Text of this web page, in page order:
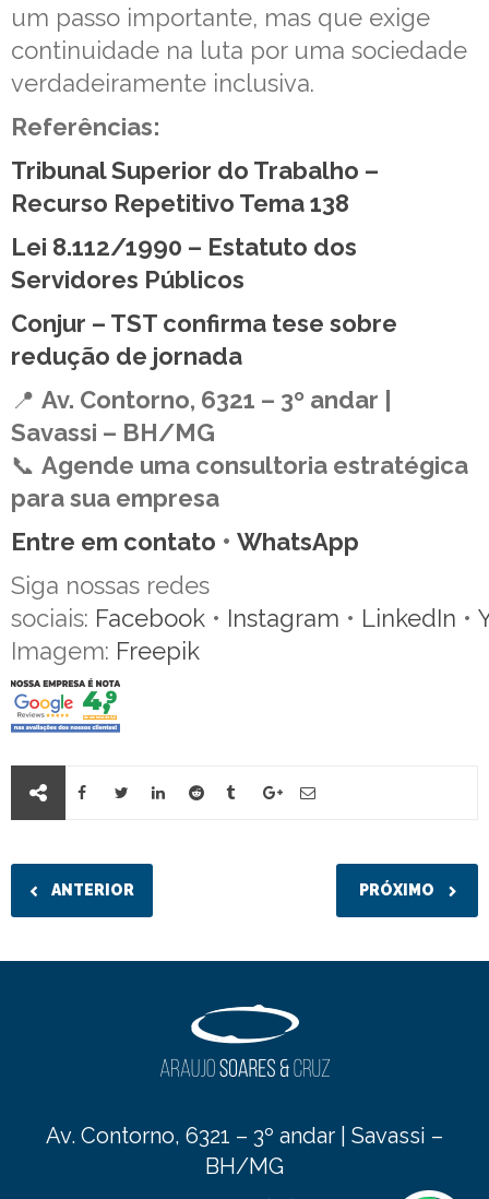
um passo importante, mas que exige
continuidade na luta por uma sociedade
verdadeiramente inclusiva.
Referências:
Tribunal Superior do Trabalho –
Recurso Repetitivo Tema 138
Lei 8.112/1990 – Estatuto dos
Servidores Públicos
Conjur – TST confirma tese sobre
redução de jornada
📍 Av. Contorno, 6321 – 3º andar |
Savassi – BH/MG
📞 Agende uma consultoria estratégica
para sua empresa
Entre em contato • WhatsApp
Siga nossas redes
sociais: Facebook • Instagram • LinkedIn •
Imagem: Freepik
PRÓXIMO
ANTERIOR
Av. Contorno, 6321 – 3º andar | Savassi –
BH/MG